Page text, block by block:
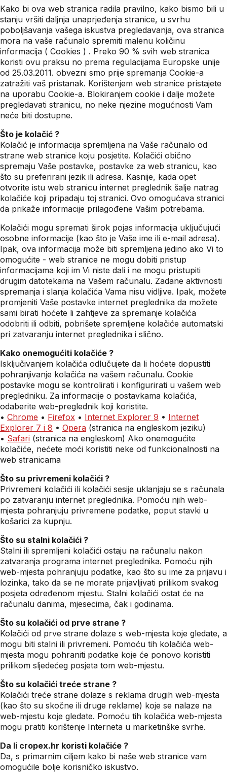
Kako bi ova web stranica radila pravilno, kako bismo bili u
stanju vršiti daljnja unaprjeđenja stranice, u svrhu
poboljšavanja vašega iskustva pregledavanja, ova stranica
mora na vaše računalo spremiti malenu količinu
informacija ( Cookies ) . Preko 90 % svih web stranica
koristi ovu praksu no prema regulacijama Europske unije
od 25.03.2011. obvezni smo prije spremanja Cookie-a
zatražiti vaš pristanak. Korištenjem web stranice pristajete
na uporabu Cookie-a. Blokiranjem cookie i dalje možete
pregledavati stranicu, no neke njezine mogućnosti Vam
neće biti dostupne.
Što je kolačić ?
Kolačić je informacija spremljena na Vaše računalo od
strane web stranice koju posjetite. Kolačići obično
spremaju Vaše postavke, postavke za web stranicu, kao
što su preferirani jezik ili adresa. Kasnije, kada opet
otvorite istu web stranicu internet preglednik šalje natrag
kolačiće koji pripadaju toj stranici. Ovo omogućava stranici
da prikaže informacije prilagođene Vašim potrebama.
Kolačići mogu spremati širok pojas informacija uključujući
osobne informacije (kao što je Vaše ime ili e-mail adresa).
Ipak, ova informacija može biti spremljena jedino ako Vi to
omogućite - web stranice ne mogu dobiti pristup
informacijama koji im Vi niste dali i ne mogu pristupiti
drugim datotekama na Vašem računalu. Zadane aktivnosti
spremanja i slanja kolačića Vama nisu vidljive. Ipak, možete
promjeniti Vaše postavke internet preglednika da možete
sami birati hoćete li zahtjeve za spremanje kolačića
odobriti ili odbiti, pobrišete spremljene kolačiće automatski
pri zatvaranju internet preglednika i slično.
Kako onemogućiti kolačiće ?
Isključivanjem kolačića odlučujete da li hoćete dopustiti
pohranjivanje kolačića na vašem računalu. Cookie
postavke mogu se kontrolirati i konfigurirati u vašem web
pregledniku. Za informacije o postavkama kolačića,
odaberite web-preglednik koji koristite.
• Chrome • Firefox • Internet Explorer 9 • Internet
Explorer 7 i 8 • Opera (stranica na engleskom jeziku)
• Safari (stranica na engleskom) Ako onemogućite
kolačiće, nećete moći koristiti neke od funkcionalnosti na
web stranicama
Što su privremeni kolačići ?
Privremeni kolačići ili kolačići sesije uklanjaju se s računala
po zatvaranju internet preglednika. Pomoću njih web-
mjesta pohranjuju privremene podatke, poput stavki u
košarici za kupnju.
Što su stalni kolačići ?
Stalni ili spremljeni kolačići ostaju na računalu nakon
zatvaranja programa internet preglednika. Pomoću njih
web-mjesta pohranjuju podatke, kao što su ime za prijavu i
lozinka, tako da se ne morate prijavljivati prilikom svakog
posjeta određenom mjestu. Stalni kolačići ostat će na
računalu danima, mjesecima, čak i godinama.
Što su kolačići od prve strane ?
Kolačići od prve strane dolaze s web-mjesta koje gledate, a
mogu biti stalni ili privremeni. Pomoću tih kolačića web-
mjesta mogu pohraniti podatke koje će ponovo koristiti
prilikom sljedećeg posjeta tom web-mjestu.
Što su kolačići treće strane ?
Kolačići treće strane dolaze s reklama drugih web-mjesta
(kao što su skočne ili druge reklame) koje se nalaze na
web-mjestu koje gledate. Pomoću tih kolačića web-mjesta
mogu pratiti korištenje Interneta u marketinške svrhe.
Da li cropex.hr koristi kolačiće ?
Da, s primarnim ciljem kako bi naše web stranice vam
omogućile bolje korisničko iskustvo.